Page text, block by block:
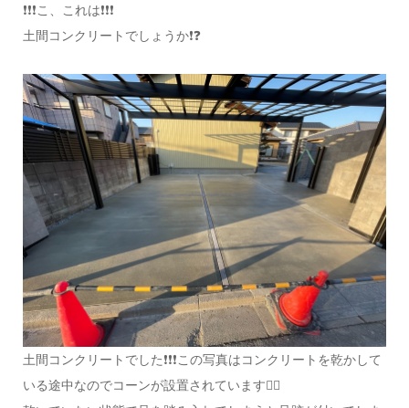
❗❗❗こ、これは❗❗❗
土間コンクリートでしょうか❗❓
土間コンクリートでした❗❗❗この写真はコンクリートを乾かして
いる途中なのでコーンが設置されています☝🏻